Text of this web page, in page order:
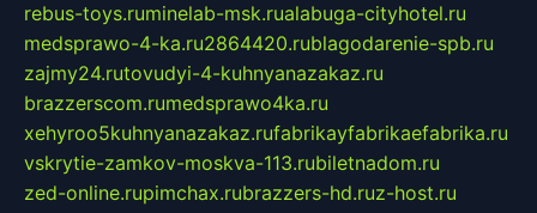
rebus-toys.ruminelab-msk.rualabuga-cityhotel.ru
medsprawo-4-ka.ru2864420.rublagodarenie-spb.ru
zajmy24.rutovudyi-4-kuhnyanazakaz.ru
brazzerscom.rumedsprawo4ka.ru
xehyroo5kuhnyanazakaz.rufabrikayfabrikaefabrika.ru
vskrytie-zamkov-moskva-113.rubiletnadom.ru
zed-online.rupimchax.rubrazzers-hd.ruz-host.ru